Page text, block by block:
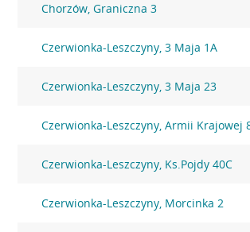
Chorzów, Graniczna 3
Czerwionka-Leszczyny, 3 Maja 1A
Czerwionka-Leszczyny, 3 Maja 23
Czerwionka-Leszczyny, Armii Krajowej
Czerwionka-Leszczyny, Ks.Pojdy 40C
Czerwionka-Leszczyny, Morcinka 2